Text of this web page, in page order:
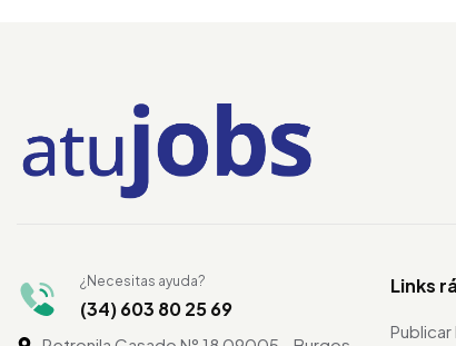
¿Necesitas ayuda?
(34) 603 80 25 69
Links